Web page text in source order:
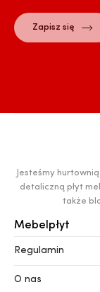
Jesteśmy
detaliczną płyt
także
Mebelpłyt
Regulamin
O nas